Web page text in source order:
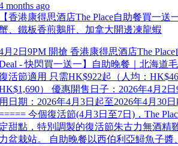
months ago
香港康得思酒店The Place自助餐買一送
、鐵板香煎鵝肝、加拿大開邊凍龍蝦
月2日9PM 開搶 香港康得思酒店The
- 快閃買一送一】自助晚餐｜北海道
活節適用 只需HK$922起（人均：
） 優惠開售日子：2026年4月2
日期：2026年4月3日起至2026年4月30
今個復活節(4月3日至7日)，The
甜點，特別調製的復活節朱古力無酒精
盆栽站。 自助晚餐以西伯利亞鱘魚子醬